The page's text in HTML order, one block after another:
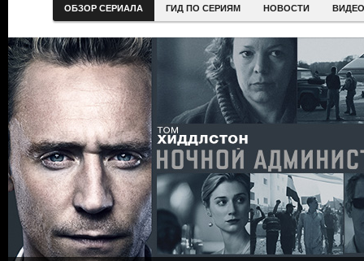
ОБЗОР СЕРИАЛА ГИД ПО СЕРИЯМ НОВОСТИ ВИДЕО